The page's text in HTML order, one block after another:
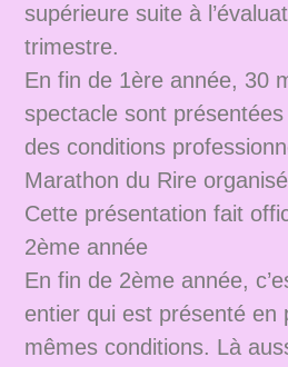
supérieure suite à
trimestre.
En fin de 1ère année, 30
spectacle sont
des conditions
Marathon du Rire
Cette présentation fait
2ème année
En fin de 2ème année,
entier qui est présenté en
mêmes conditions. Là